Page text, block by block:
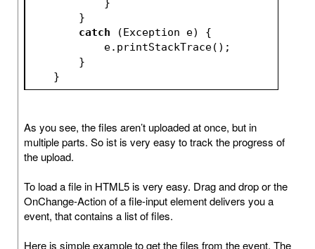
            }
        }
catch (Exception e) {
            e.printStackTrace();
        }
    }
As you see, the files aren’t uploaded at once, but in
multiple parts. So ist is very easy to track the progress of
the upload.
To load a file in HTML5 is very easy. Drag and drop or the
OnChange-Action of a file-input element delivers you a
event, that contains a list of files.
Here is simple example to get the files from the event. The